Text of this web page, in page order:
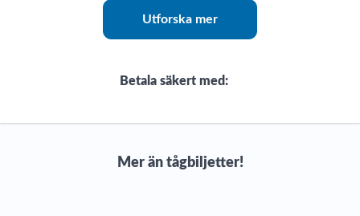
Utforska mer
Betala säkert med:
Mer än tågbiljetter!